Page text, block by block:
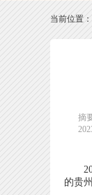
当前位置：
摘
的贵